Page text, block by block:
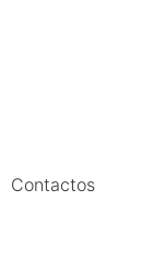
Contactos